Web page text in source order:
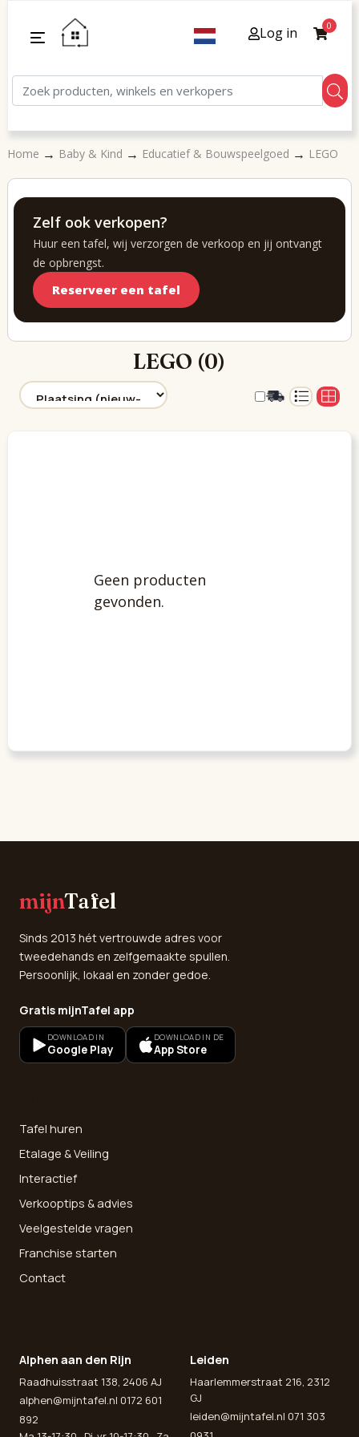
Log in 0
Home → Baby & Kind → Educatief & Bouwspeelgoed → LEGO
Zelf ook verkopen?
Huur een tafel, wij verzorgen de verkoop en jij ontvangt
de opbrengst.
Reserveer een tafel
LEGO (0)
Geen producten
gevonden.
mijnTafel
Sinds 2013 hét vertrouwde adres voor
tweedehands en zelfgemaakte spullen.
Persoonlijk, lokaal en zonder gedoe.
Gratis mijnTafel app
DOWNLOAD IN
Google Play
DOWNLOAD IN DE
App Store
Tafel huren
Etalage & Veiling
Interactief
Verkooptips & advies
Veelgestelde vragen
Franchise starten
Contact
Alphen aan den Rijn
Raadhuisstraat 138, 2406 AJ
alphen@mijntafel.nl 0172 601
892
Leiden
Haarlemmerstraat 216, 2312
GJ
leiden@mijntafel.nl 071 303